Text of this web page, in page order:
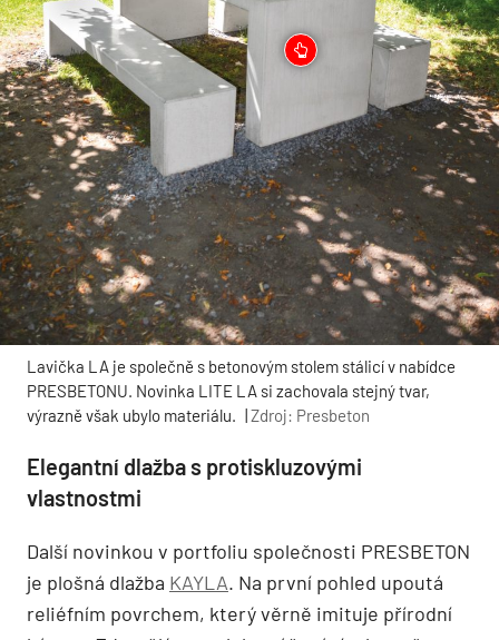
Lavička LA je společně s betonovým stolem stálicí v nabídce
PRESBETONU. Novinka LITE LA si zachovala stejný tvar,
výrazně však ubylo materiálu. |Zdroj: Presbeton
Elegantní dlažba s protiskluzovými
vlastnostmi
Další novinkou v portfoliu společnosti PRESBETON
je plošná dlažba KAYLA. Na první pohled upoutá
reliéfním povrchem, který věrně imituje přírodní